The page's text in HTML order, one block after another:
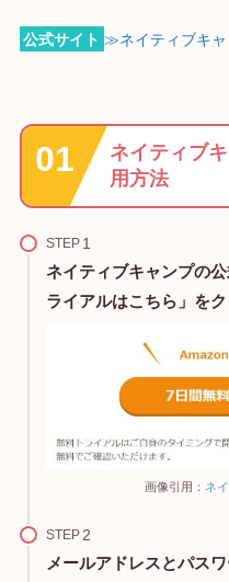
公式サイト ≫ネイティブキャ
ネイティブ
用方法
STEP
ネイティブキャンプの
ライアルはこちら」をク
画像引用： ネ
STEP
メールアドレスとパス